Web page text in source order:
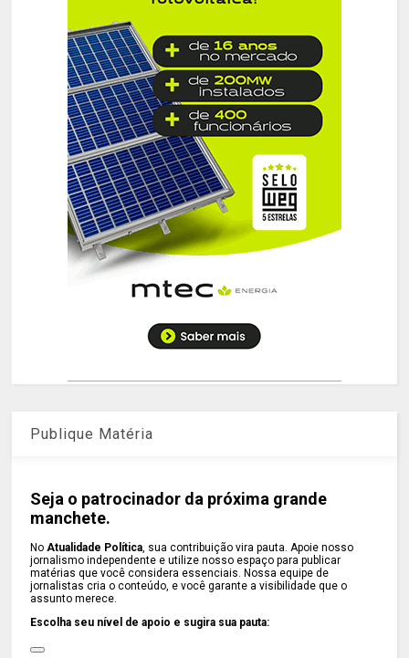
Publique Matéria
Seja o patrocinador da próxima grande
manchete.
NoAtualidade Política, sua contribuição vira pauta. Apoie nosso
jornalismo independente e utilize nosso espaço para publicar
matérias que você considera essenciais. Nossa equipe de
jornalistas cria o conteúdo, e você garante a visibilidade que o
assunto merece.
Escolha seu nível de apoio e sugira sua pauta: